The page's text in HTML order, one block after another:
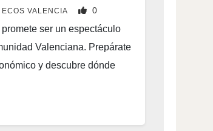
ECOS VALENCIA 0
ser un espectáculo
Valenciana. Prepárate
y descubre dónde